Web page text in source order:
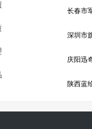
长春市
深圳市
庆阳迅
陕西蓝